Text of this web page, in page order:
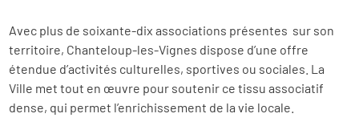
Avec plus de soixante-dix associations présentes sur son
territoire, Chanteloup-les-Vignes dispose d’une offre
étendue d’activités culturelles, sportives ou sociales. La
Ville met tout en œuvre pour soutenir ce tissu associatif
dense, qui permet l’enrichissement de la vie locale.